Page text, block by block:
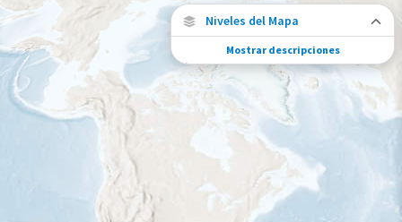
Niveles del Mapa
Conexiones de especies
Elija cualquier ubicación en el mapa para
ver dónde más se han vuelto a encontrar
aves marcadas de esta especie.
Ubicaciones con disponibilidad
Ubicaciones conectadas
Gama de especies por estación
Mostrar descripciones